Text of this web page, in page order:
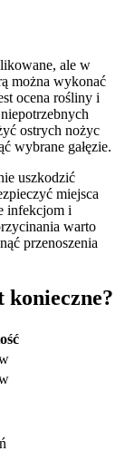
ale w
można wykonać
ocena rośliny i
ostrych nożyc
wybrane gałęzie.
uszkodzić
miejsca
infekcjom i
warto
przenoszenia